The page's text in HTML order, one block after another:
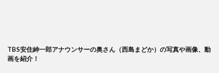
TBS安住紳一郎アナウンサーの奥さん（西島まどか）の写真や画像、動
画を紹介！